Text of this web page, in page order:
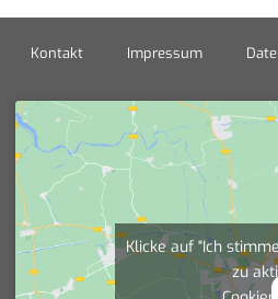
Kontakt Impressum
Klicke auf "Ich
zu